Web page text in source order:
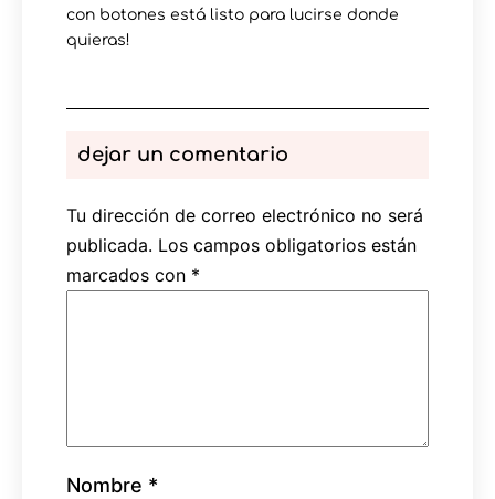
con botones está listo para lucirse donde
quieras!
dejar un comentario
Tu dirección de correo electrónico no será
publicada. Los campos obligatorios están
marcados con *
Nombre *